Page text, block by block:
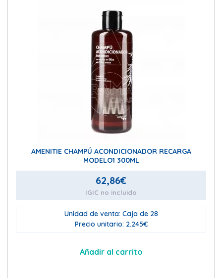
AMENITIE CHAMPÚ ACONDICIONADOR RECARGA
MODELO1 300ML
62,86€
IGIC no incluido
Unidad de venta: Caja de 28
Precio unitario: 2.245€
Añadir al carrito